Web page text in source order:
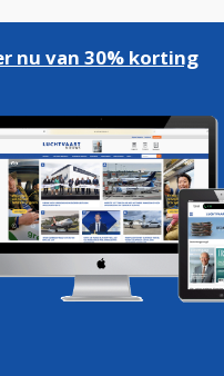
Podcasts
nu van 30% korting